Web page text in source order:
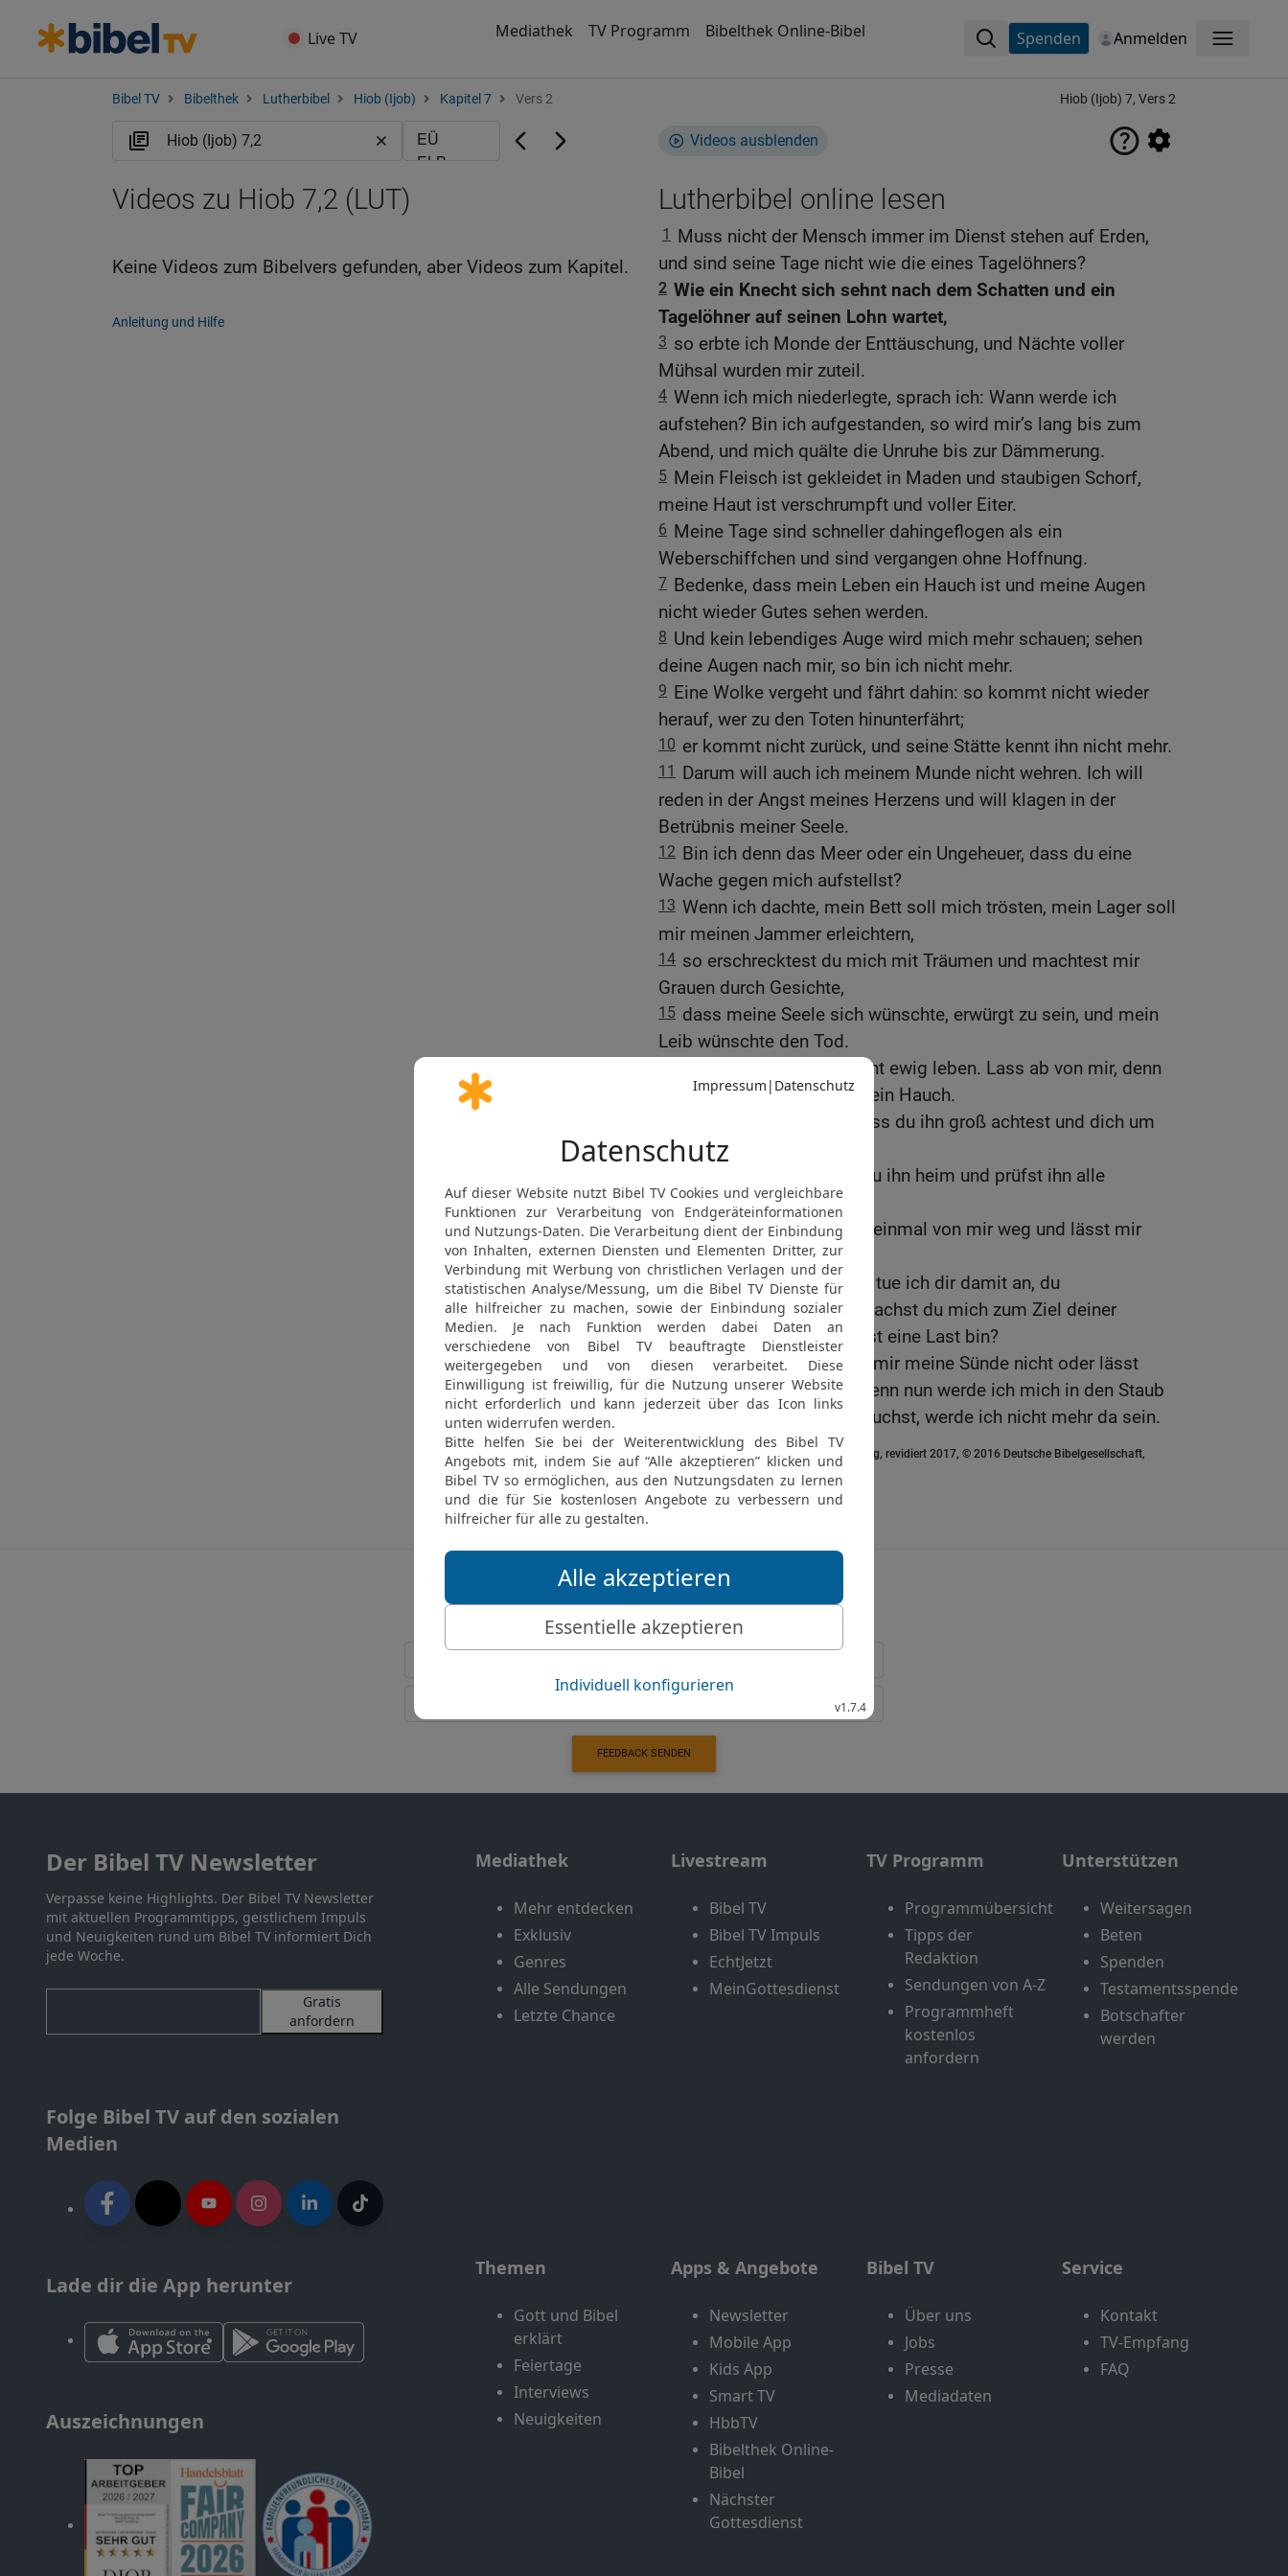
Live TV Mediathek TV Programm Bibelthek Online-Bibel Spenden Anmelden Menü
Bibel TV Bibelthek Lutherbibel Hiob (Ijob) Kapitel 7 Vers 2 Hiob (Ijob) 7, Vers 2
Videos ausblenden
Lutherbibel online lesen
1 Muss nicht der Mensch immer im Dienst stehen auf Erden,
und sind seine Tage nicht wie die eines Tagelöhners?
2 Wie ein Knecht sich sehnt nach dem Schatten und ein
Tagelöhner auf seinen Lohn wartet,
3 so erbte ich Monde der Enttäuschung, und Nächte voller
Mühsal wurden mir zuteil.
4 Wenn ich mich niederlegte, sprach ich: Wann werde ich
aufstehen? Bin ich aufgestanden, so wird mir’s lang bis zum
Abend, und mich quälte die Unruhe bis zur Dämmerung.
5 Mein Fleisch ist gekleidet in Maden und staubigen Schorf,
meine Haut ist verschrumpft und voller Eiter.
6 Meine Tage sind schneller dahingeflogen als ein
Weberschiffchen und sind vergangen ohne Hoffnung.
7 Bedenke, dass mein Leben ein Hauch ist und meine Augen
nicht wieder Gutes sehen werden.
8 Und kein lebendiges Auge wird mich mehr schauen; sehen
deine Augen nach mir, so bin ich nicht mehr.
9 Eine Wolke vergeht und fährt dahin: so kommt nicht wieder
herauf, wer zu den Toten hinunterfährt;
10 er kommt nicht zurück, und seine Stätte kennt ihn nicht mehr.
11 Darum will auch ich meinem Munde nicht wehren. Ich will
reden in der Angst meines Herzens und will klagen in der
Betrübnis meiner Seele.
12 Bin ich denn das Meer oder ein Ungeheuer, dass du eine
Wache gegen mich aufstellst?
13 Wenn ich dachte, mein Bett soll mich trösten, mein Lager soll
mir meinen Jammer erleichtern,
14 so erschrecktest du mich mit Träumen und machtest mir
Grauen durch Gesichte,
15 dass meine Seele sich wünschte, erwürgt zu sein, und mein
Leib wünschte den Tod.
Ich vergehe! Ich will nicht ewig leben. Lass ab von mir, denn
meine Tage sind nur noch ein Hauch.
Was ist der Mensch, dass du ihn groß achtest und dich um
ihn bekümmerst?
Jeden Morgen suchst du ihn heim und prüfst ihn alle
Stunden.
19 Warum blickst du nicht einmal von mir weg und lässt mir
keinen Atemzug Ruhe?
20 Hab ich gesündigt, was tue ich dir damit an, du
Menschenhüter? Warum machst du mich zum Ziel deiner
Anläufe, dass ich mir selbst eine Last bin?
21 Und warum vergibst du mir meine Sünde nicht oder lässt
meine Schuld hingehen? Denn nun werde ich mich in den Staub
legen, und wenn du mich suchst, werde ich nicht mehr da sein.
Die Bibel nach Martin Luthers Übersetzung, revidiert 2017, © 2016 Deutsche Bibelgesellschaft,
Videos zu Hiob 7,2 (LUT)
Keine Videos zum Bibelvers gefunden, aber Videos zum Kapitel.
Anleitung und Hilfe
Möchtest du uns Feedback geben?
Bewertung der Bibelthek
FEEDBACK SENDEN
Der Bibel TV Newsletter
Verpasse keine Highlights. Der Bibel TV Newsletter
mit aktuellen Programmtipps, geistlichem Impuls
und Neuigkeiten rund um Bibel TV informiert Dich
jede Woche.
Gratis
anfordern
Folge Bibel TV auf den sozialen
Medien
Lade dir die App herunter
Auszeichnungen
Mediathek
Mehr entdecken
Exklusiv
Genres
Alle Sendungen
Letzte Chance
Livestream
Bibel TV
Bibel TV Impuls
EchtJetzt
MeinGottesdienst
TV Programm
Programmübersicht
Tipps der
Redaktion
Sendungen von A-Z
Programmheft
kostenlos
anfordern
Unterstützen
Weitersagen
Beten
Spenden
Testamentsspende
Botschafter
werden
Themen
Gott und Bibel
erklärt
Feiertage
Interviews
Neuigkeiten
Apps & Angebote
Newsletter
Mobile App
Kids App
Smart TV
HbbTV
Bibelthek Online-
Bibel
Nächster
Gottesdienst
Bibel TV
Über uns
Jobs
Presse
Mediadaten
Service
Kontakt
TV-Empfang
FAQ